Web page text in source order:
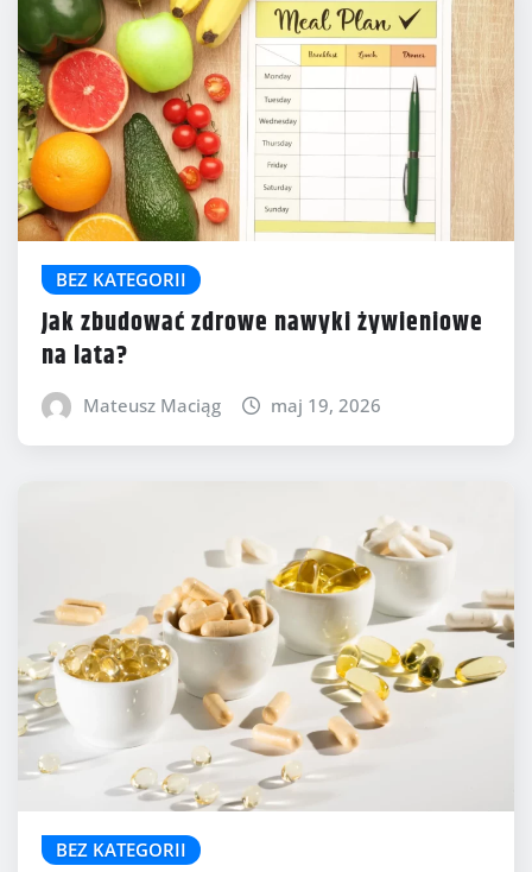
BEZ KATEGORII
Jak zbudować zdrowe nawyki żywieniowe
na lata?
Mateusz Maciąg maj 19, 2026
BEZ KATEGORII